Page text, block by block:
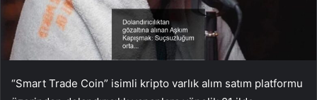
“Smart Trade Coin” isimli kripto varlık alım satım platformu